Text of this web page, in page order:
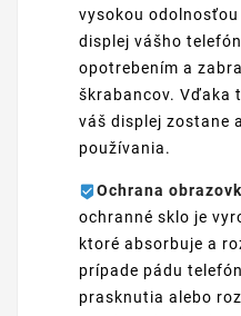
vysokou
displej vášho
opotrebením a
škrabancov. Vďaka
váš displej zostane
používania.
Ochrana
ochranné sklo je
ktoré absorbuje a
prípade pádu
prasknutia alebo